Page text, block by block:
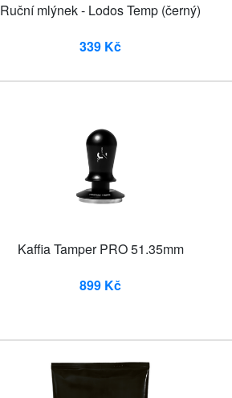
Ruční mlýnek - Lodos Temp (černý)
339 Kč
Kaffia Tamper PRO 51.35mm
899 Kč